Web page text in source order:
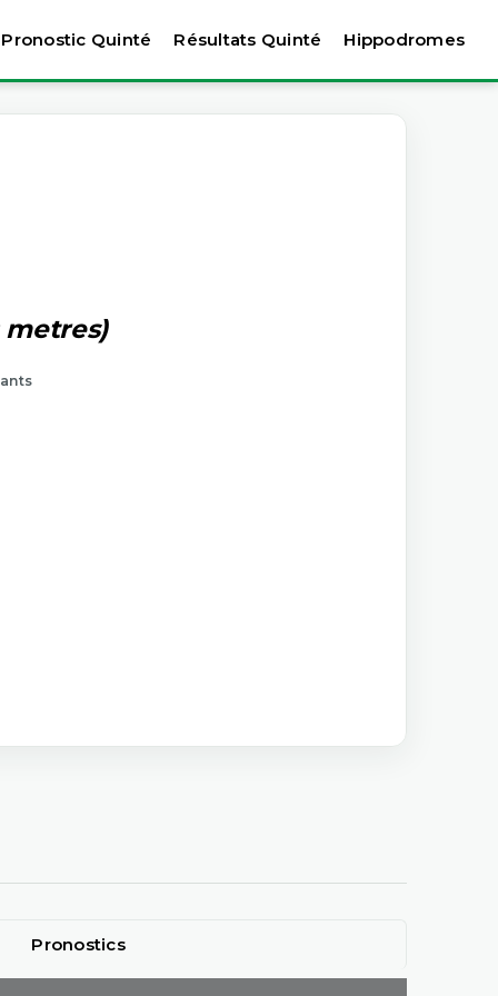
Pronostic Quinté Résultats Quinté Hippodromes
metres)
Pronostics